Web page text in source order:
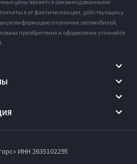
цены являются рекомендованными
от фактических цен, действующих у
информацию о наличии автомобилей,
приобретения и оформления уточняйте
ИНН 2635102295